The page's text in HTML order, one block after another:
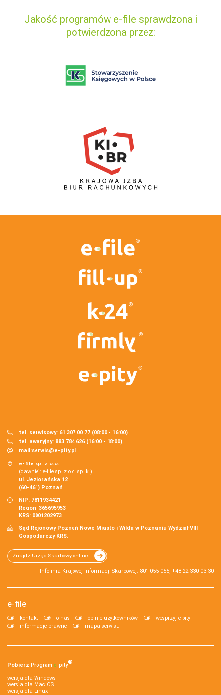
Jakość programów e-file sprawdzona i
potwierdzona przez:
tel. serwisowy: 61 307 00 77 (08:00 - 16:00)
tel. awaryjny: 883 784 626 (16:00 - 18:00)
mail:serwis@e-pity.pl
e-file sp. z o.o.
(dawniej: e-file sp. z o.o. sp. k.)
ul. Jeziorańska 12
(60-461) Poznań
NIP: 7811934421
Regon: 365695953
KRS: 0001202973
Sąd Rejonowy Poznań Nowe Miasto i Wilda w Poznaniu Wydział VIII
Gospodarczy KRS.
Znajdź Urząd Skarbowy online
Infolinia Krajowej Informacji Skarbowej: 801 055 055, +48 22 330 03 30
e-file
kontakt o nas opinie użytkowników
wesprzyj e-pity
informacje prawne
mapa serwisu
Pobierz Program e‑pity®
wersja dla Windows
wersja dla Mac OS
wersja dla Linux